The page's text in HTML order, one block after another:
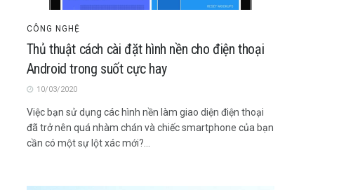
CÔNG NGHỆ
Thủ thuật cách cài đặt hình nền cho điện thoại
Android trong suốt cực hay
10/03/2020
Việc bạn sử dụng các hình nền làm giao diện điện thoại
đã trở nên quá nhàm chán và chiếc smartphone của bạn
cần có một sự lột xác mới?...